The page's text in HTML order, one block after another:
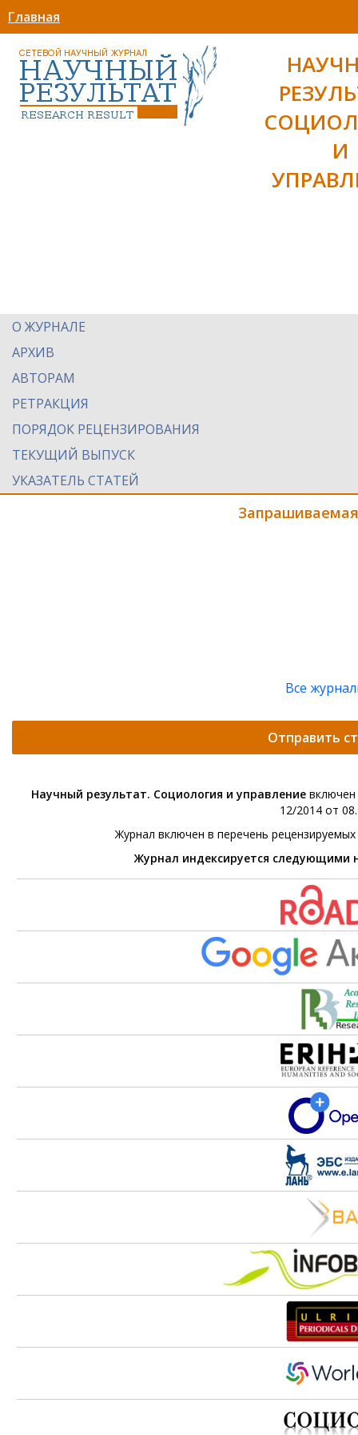
Главная
И
О ЖУРНАЛЕ
АРХИВ
АВТОРАМ
РЕТРАКЦИЯ
ПОРЯДОК РЕЦЕНЗИРОВАНИЯ
ТЕКУЩИЙ ВЫПУСК
УКАЗАТЕЛЬ СТАТЕЙ
Все
Отправить
Научный результат. Социология и управление
12/2014 от
Журнал включен в перечень
Журнал индексируется